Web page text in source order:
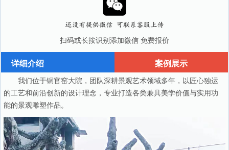
扫码或长按识别添加微信 免费报价
详细介绍 案例展示
我们位于铜官窑大院，团队深耕景观艺术领域多年，以匠心独运
的工艺和前沿创新的设计理念，专业打造各类兼具美学价值与实用功
能的景观雕塑作品。